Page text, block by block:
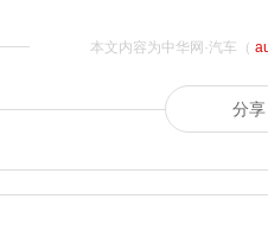
本文内容为中华网·汽车（
分享